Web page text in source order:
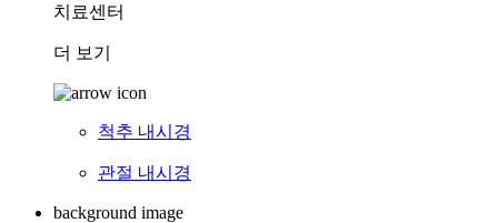
치료센터
더 보기
척추 내시경
관절 내시경
background image